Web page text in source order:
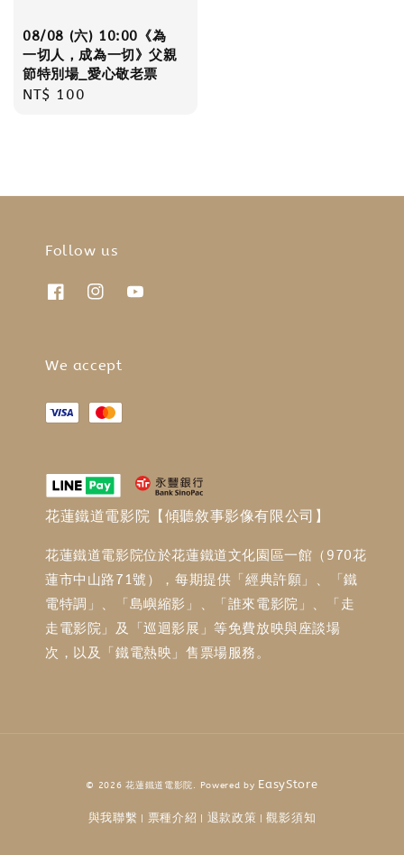
08/08 (六) 10:00《為
一切人，成為一切》父親
節特別場_愛心敬老票
Regular
NT$ 100
Follow us
We accept
花蓮鐵道電影院【傾聽敘事影像有限公司】
花蓮鐵道電影院位於花蓮鐵道文化園區一館（970花
蓮市中山路71號），每期提供「經典許願」、「鐵
電特調」、「島嶼縮影」、「誰來電影院」、「走
走電影院」及「巡迴影展」等免費放映與座談場
次，以及「鐵電熱映」售票場服務。
© 2026 花蓮鐵道電影院. Powered by EasyStore
與我聯繫 票種介紹 退款政策 |觀影須知